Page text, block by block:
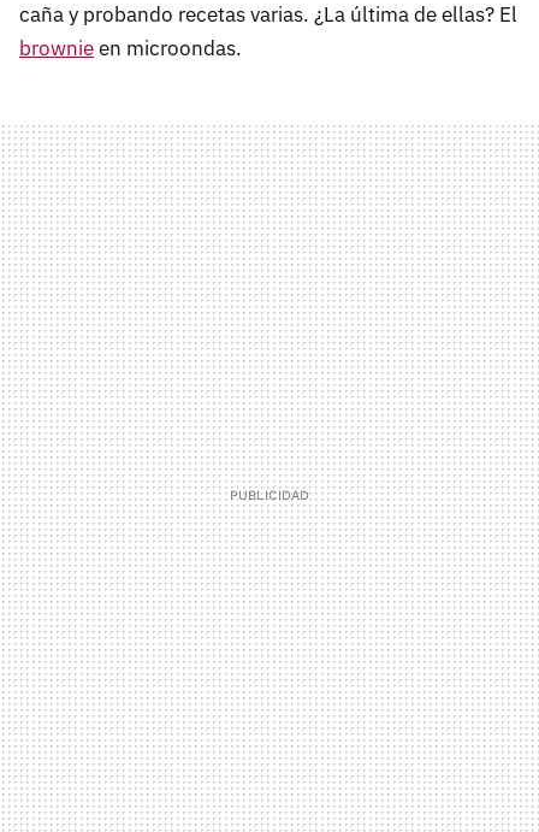
caña y probando recetas varias. ¿La última de ellas? El
brownieen microondas.